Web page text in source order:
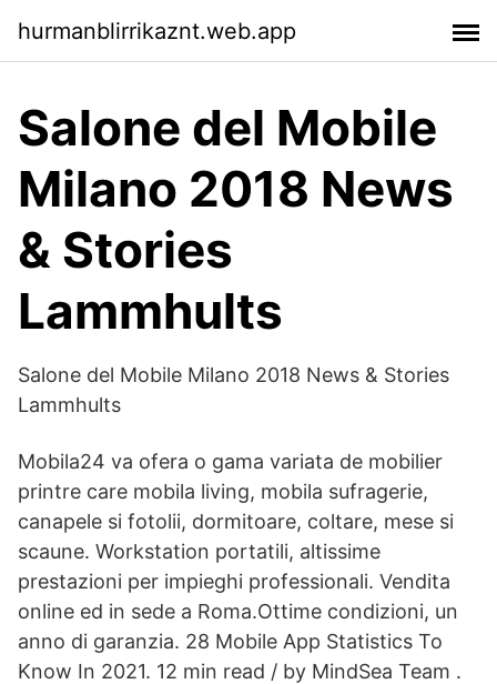
hurmanblirrikaznt.web.app
Salone del Mobile
Milano 2018 News
& Stories
Lammhults
Salone del Mobile Milano 2018 News & Stories
Lammhults
Mobila24 va ofera o gama variata de mobilier
printre care mobila living, mobila sufragerie,
canapele si fotolii, dormitoare, coltare, mese si
scaune. Workstation portatili, altissime
prestazioni per impieghi professionali. Vendita
online ed in sede a Roma.Ottime condizioni, un
anno di garanzia. 28 Mobile App Statistics To
Know In 2021. 12 min read / by MindSea Team .